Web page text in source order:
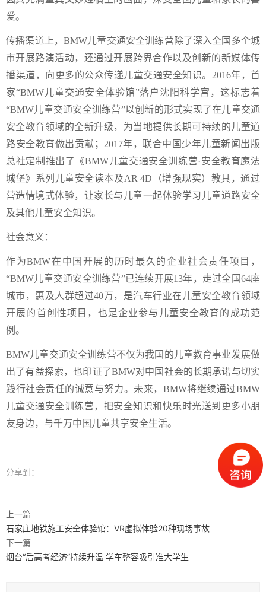
爱。
传播渠道上，BMW儿童交通安全训练营除了深入全国多个城
市开展路演活动，还通过开展跨界合作以及创新的新媒体传
播渠道，向更多的公众传递儿童交通安全知识。2016年，首
家“BMW儿童交通安全体验馆”落户沈阳科学宫，这标志着
“BMW儿童交通安全训练营”以创新的形式实现了在儿童交通
安全教育领域的全新升级，为当地提供长期可持续的儿童道
路安全教育做出贡献；2017年，联合中国少年儿童新闻出版
总社定制推出了《BMW儿童交通安全训练营·安全教育魔法
城堡》系列儿童安全读本及AR 4D（增强现实）教具，通过
营造情境式体验，让家长与儿童一起体验学习儿童道路安全
及其他儿童安全知识。
社会意义：
作为BMW在中国开展的历时最久的企业社会责任项目，
“BMW儿童交通安全训练营”已连续开展13年，走过全国64座
城市，惠及人群超过40万，是汽车行业在儿童安全教育领域
开展的首创性项目，也是企业参与儿童安全教育的成功范
例。
BMW儿童交通安全训练营不仅为我国的儿童教育事业发展做
出了有益探索，也印证了BMW对中国社会的长期承诺与切实
践行社会责任的诚意与努力。未来，BMW将继续通过BMW
儿童交通安全训练营，把安全知识和快乐时光送到更多小朋
友身边，与千万中国儿童共享安全生活。
分享到：
上一篇
石家庄地铁施工安全体验馆：VR虚拟体验20种现场事故
下一篇
烟台“后高考经济”持续升温 学车整容吸引准大学生